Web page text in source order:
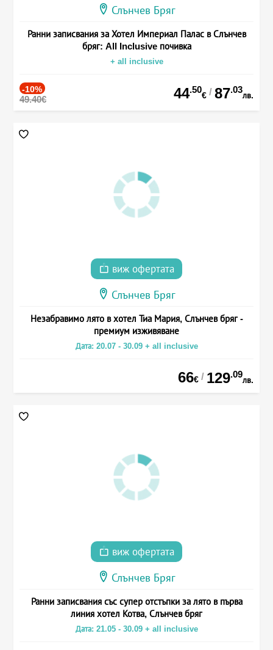
Слънчев Бряг
Ранни записвания за Хотел Империал Палас в Слънчев
бряг: All Inclusive почивка
+ all inclusive
-10%
49.40€ 44.50
€ / 87.03
лв.
виж офертата
Слънчев Бряг
Незабравимо лято в хотел Тиа Мария, Слънчев бряг -
премиум изживяване
Дата: 20.07 - 30.09 + all inclusive
66€ / 129.09
лв.
виж офертата
Слънчев Бряг
Ранни записвания със супер отстъпки за лято в първа
линия хотел Котва, Слънчев бряг
Дата: 21.05 - 30.09 + all inclusive